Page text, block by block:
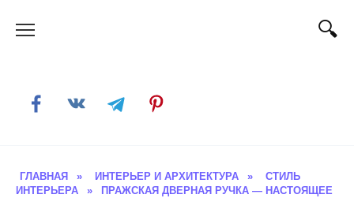
ГЛАВНАЯ » ИНТЕРЬЕР И АРХИТЕКТУРА »
СТИЛЬ
ИНТЕРЬЕРА
»
ПРАЖСКАЯ ДВЕРНАЯ РУЧКА — НАСТОЯЩЕЕ